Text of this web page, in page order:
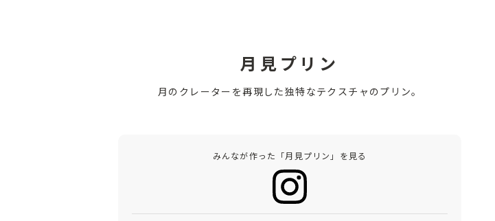
月見プリン
月のクレーターを再現した独特なテクスチャのプリン。
みんなが作った「月見プリン」を見る